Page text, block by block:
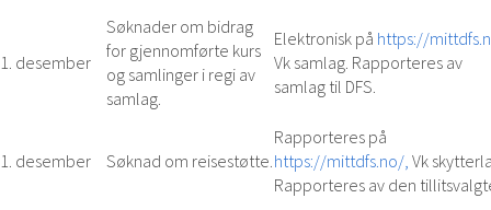
1. desember
Søknader om bidrag
for gjennomførte kurs
og samlinger i regi av
samlag.
Elektronisk på https://
Vk samlag. Rapporteres av
samlag til DFS.
1. desember Søknad om reisestøtte.
Rapporteres på
https://mittdfs.no/, Vk
Rapporteres av den